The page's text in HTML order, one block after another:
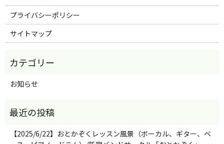
プライバシーポリシー
サイトマップ
お知らせ
【2025/6/22】おとかぞくレッスン風景（ボーカル、ギター、ベ